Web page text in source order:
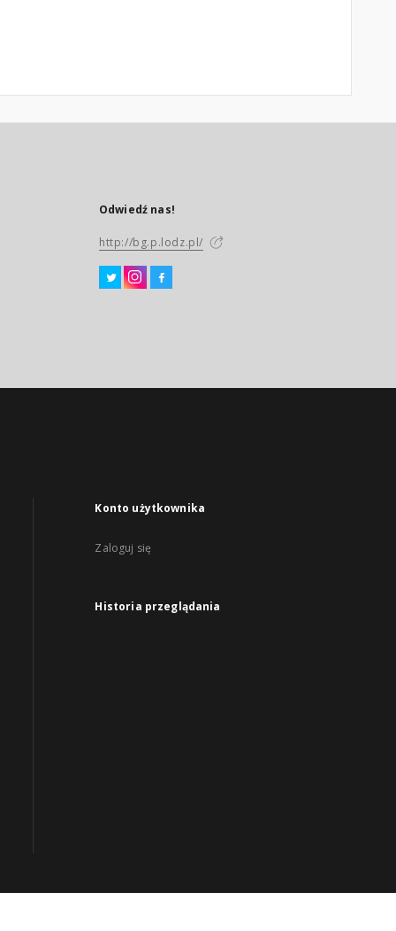
Odwiedź nas!
http://bg.p.lodz.pl/
Konto użytkownika
Zaloguj się
Historia przeglądania